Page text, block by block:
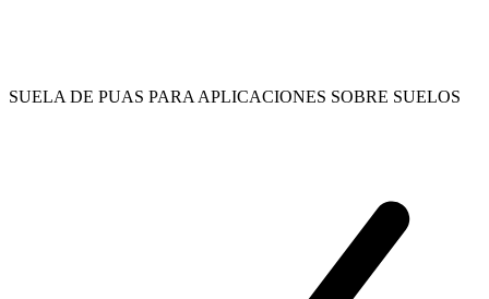
SUELA DE PUAS PARA APLICACIONES SOBRE SUELOS